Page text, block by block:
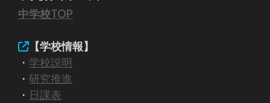
中学校TOP
【学校情報】
・ 学校説明
・ 研究推進
・ 日課表